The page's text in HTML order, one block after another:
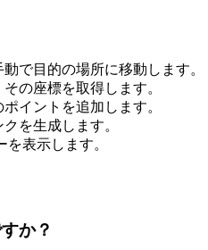
で目的の場所に移動します。
の座標を取得します。
イントを追加します。
を生成します。
表示します。
か？